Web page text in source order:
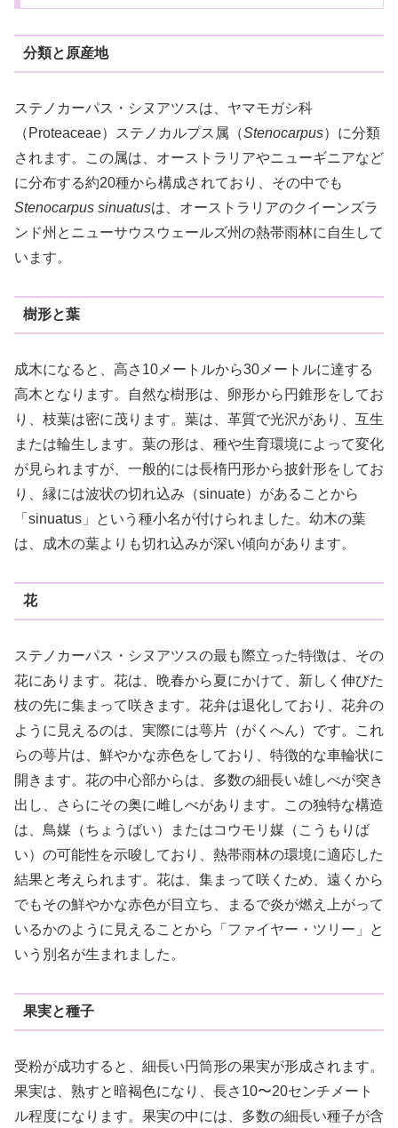
分類と原産地
ステノカーパス・シヌアツスは、ヤマモガシ科
（Proteaceae）ステノカルプス属（Stenocarpus）に分類
されます。この属は、オーストラリアやニューギニアなど
に分布する約20種から構成されており、その中でも
Stenocarpus sinuatusは、オーストラリアのクイーンズラ
ンド州とニューサウスウェールズ州の熱帯雨林に自生して
います。
樹形と葉
成木になると、高さ10メートルから30メートルに達する
高木となります。自然な樹形は、卵形から円錐形をしてお
り、枝葉は密に茂ります。葉は、革質で光沢があり、互生
または輪生します。葉の形は、種や生育環境によって変化
が見られますが、一般的には長楕円形から披針形をしてお
り、縁には波状の切れ込み（sinuate）があることから
「sinuatus」という種小名が付けられました。幼木の葉
は、成木の葉よりも切れ込みが深い傾向があります。
花
ステノカーパス・シヌアツスの最も際立った特徴は、その
花にあります。花は、晩春から夏にかけて、新しく伸びた
枝の先に集まって咲きます。花弁は退化しており、花弁の
ように見えるのは、実際には萼片（がくへん）です。これ
らの萼片は、鮮やかな赤色をしており、特徴的な車輪状に
開きます。花の中心部からは、多数の細長い雄しべが突き
出し、さらにその奥に雌しべがあります。この独特な構造
は、鳥媒（ちょうばい）またはコウモリ媒（こうもりば
い）の可能性を示唆しており、熱帯雨林の環境に適応した
結果と考えられます。花は、集まって咲くため、遠くから
でもその鮮やかな赤色が目立ち、まるで炎が燃え上がって
いるかのように見えることから「ファイヤー・ツリー」と
いう別名が生まれました。
果実と種子
受粉が成功すると、細長い円筒形の果実が形成されます。
果実は、熟すと暗褐色になり、長さ10〜20センチメート
ル程度になります。果実の中には、多数の細長い種子が含